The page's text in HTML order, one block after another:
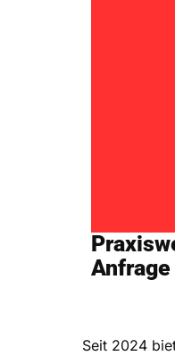
Anfrage
Seit 2024